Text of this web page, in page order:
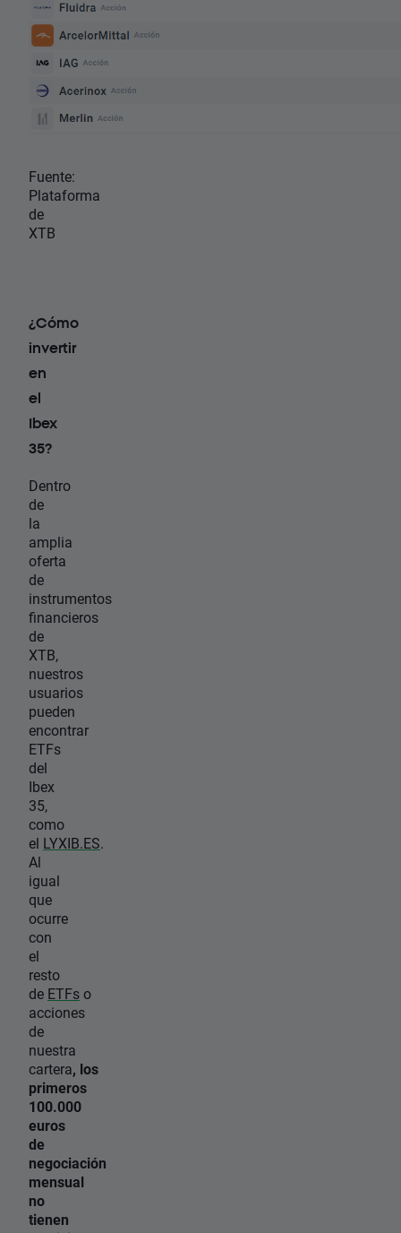
Fuente:
Plataforma
de
XTB
¿Cómo
invertir
en
el
Ibex
35?
Dentro
de
la
amplia
oferta
de
instrumentos
financieros
de
XTB,
nuestros
usuarios
pueden
encontrar
ETFs
del
Ibex
35,
como
el LYXIB.ES.
Al
igual
que
ocurre
con
el
resto
de ETFso
acciones
de
nuestra
cartera, los
primeros
100.000
euros
de
negociación
mensual
no
tienen